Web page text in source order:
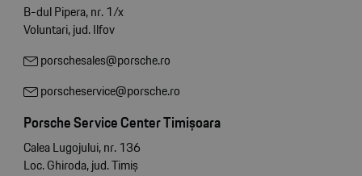
B-dul Pipera, nr. 1/x
Voluntari, jud. Ilfov
porschesales@porsche.ro
porscheservice@porsche.ro
Porsche Service Center Timișoara
Calea Lugojului, nr. 136
Loc. Ghiroda, jud. Timiș